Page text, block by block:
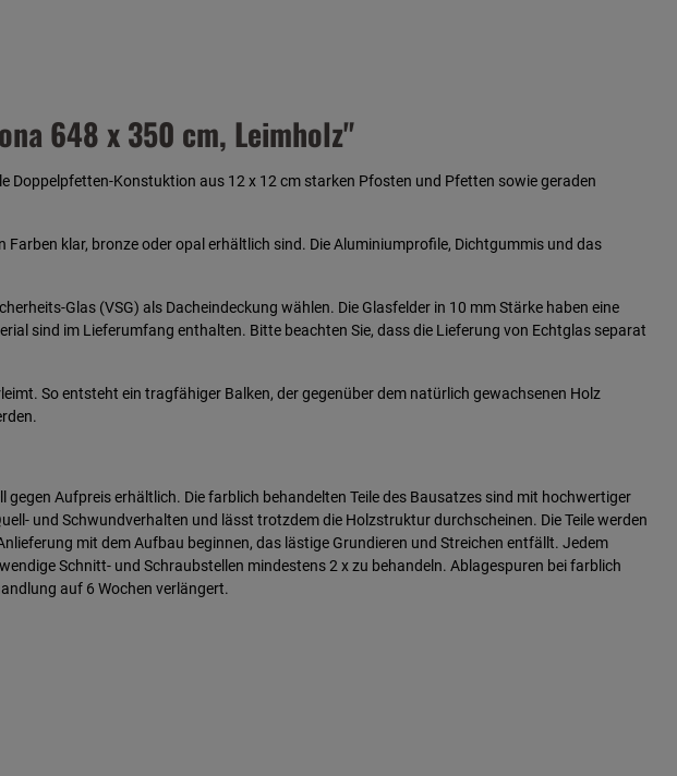
648 x 350 cm, Leimholz"
Konstuktion aus 12 x 12 cm starken Pfosten und Pfetten sowie geraden
klar, bronze oder opal erhältlich sind. Die Aluminiumprofile, Dichtgummis und das
Glas (VSG) als Dacheindeckung wählen. Die Glasfelder in 10 mm Stärke haben eine
sind im Lieferumfang enthalten. Bitte beachten Sie, dass die Lieferung von Echtglas separat
So entsteht ein tragfähiger Balken, der gegenüber dem natürlich gewachsenen Holz
Aufpreis erhältlich. Die farblich behandelten Teile des Bausatzes sind mit hochwertiger
und Schwundverhalten und lässt trotzdem die Holzstruktur durchscheinen. Die Teile werden
mit dem Aufbau beginnen, das lästige Grundieren und Streichen entfällt. Jedem
Schnitt- und Schraubstellen mindestens 2 x zu behandeln. Ablagespuren bei farblich
auf 6 Wochen verlängert.